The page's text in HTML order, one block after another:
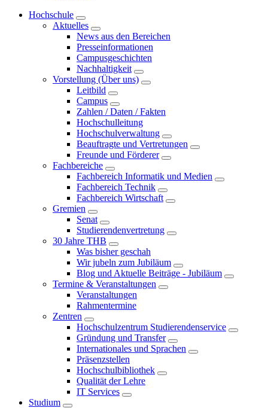
Hochschule
Aktuelles
News aus den Bereichen
Presseinformationen
Campusgeschichten
Nachhaltigkeit
Vorstellung (Über uns)
Leitbild
Campus
Zahlen / Daten / Fakten
Hochschulleitung
Hochschulverwaltung
Beauftragte und Vertretungen
Freunde und Förderer
Fachbereiche
Fachbereich Informatik und Medien
Fachbereich Technik
Fachbereich Wirtschaft
Gremien
Senat
Studierendenvertretung
30 Jahre THB
Was bisher geschah
Wir jubeln zum Jubiläum
Blog und Aktuelle Beiträge - Jubiläum
Termine & Veranstaltungen
Veranstaltungen
Rahmentermine
Zentren
Hochschulzentrum Studierendenservice
Gründung und Transfer
Internationales und Sprachen
Präsenzstellen
Hochschulbibliothek
Qualität der Lehre
IT Services
Studium